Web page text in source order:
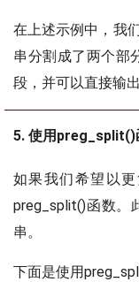
在上述示例中，我
串分割成了两个部
段，并可以直接输
5. 使用preg_split()
如果我们希望以
preg_split()函数。
串。
下面是使用